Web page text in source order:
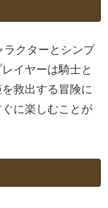
ラクターとシンプ
イヤーは騎士と
救出する冒険に
に楽しむことが